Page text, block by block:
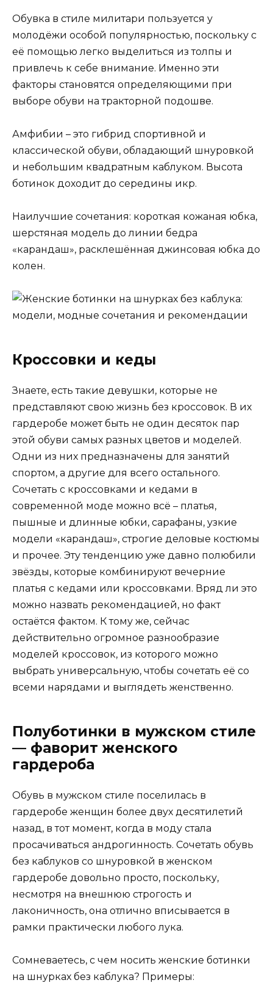
Обувка в стиле милитари пользуется у
молодёжи особой популярностью, поскольку с
её помощью легко выделиться из толпы и
привлечь к себе внимание. Именно эти
факторы становятся определяющими при
выборе обуви на тракторной подошве.
Амфибии – это гибрид спортивной и
классической обуви, обладающий шнуровкой
и небольшим квадратным каблуком. Высота
ботинок доходит до середины икр.
Наилучшие сочетания: короткая кожаная юбка,
шерстяная модель до линии бедра
«карандаш», расклешённая джинсовая юбка до
колен.
Кроссовки и кеды
Знаете, есть такие девушки, которые не
представляют свою жизнь без кроссовок. В их
гардеробе может быть не один десяток пар
этой обуви самых разных цветов и моделей.
Одни из них предназначены для занятий
спортом, а другие для всего остального.
Сочетать с кроссовками и кедами в
современной моде можно всё – платья,
пышные и длинные юбки, сарафаны, узкие
модели «карандаш», строгие деловые костюмы
и прочее. Эту тенденцию уже давно полюбили
звёзды, которые комбинируют вечерние
платья с кедами или кроссовками. Вряд ли это
можно назвать рекомендацией, но факт
остаётся фактом. К тому же, сейчас
действительно огромное разнообразие
моделей кроссовок, из которого можно
выбрать универсальную, чтобы сочетать её со
всеми нарядами и выглядеть женственно.
Полуботинки в мужском стиле
— фаворит женского
гардероба
Обувь в мужском стиле поселилась в
гардеробе женщин более двух десятилетий
назад, в тот момент, когда в моду стала
просачиваться андрогинность. Сочетать обувь
без каблуков со шнуровкой в женском
гардеробе довольно просто, поскольку,
несмотря на внешнюю строгость и
лаконичность, она отлично вписывается в
рамки практически любого лука.
Сомневаетесь, с чем носить женские ботинки
на шнурках без каблука? Примеры: